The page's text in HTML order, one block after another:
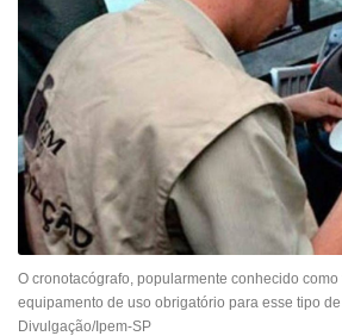
O cronotacógrafo, popularmente conhecido como
equipamento de uso obrigatório para esse tipo
Divulgação/Ipem-SP